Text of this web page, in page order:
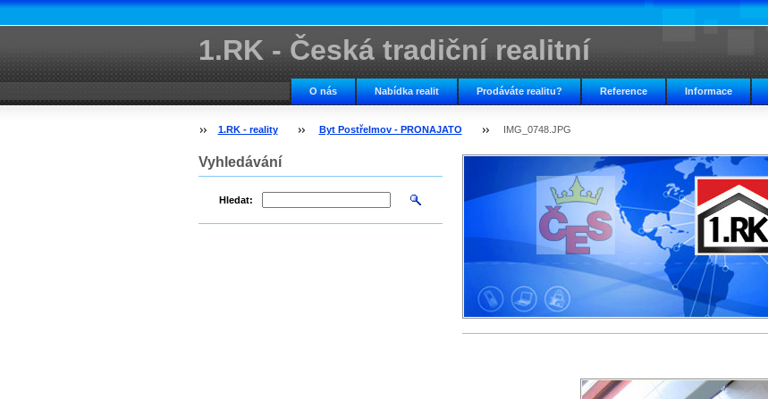
1.RK - Česká tradiční realitní
kancelářO nás Nabídka realit Prodáváte realitu? Reference Informace
1.RK - reality Byt Postřelmov - PRONAJATO IMG_0748.JPG
Vyhledávání
Hledat: